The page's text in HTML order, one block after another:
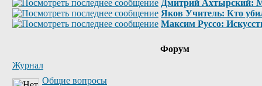
Дмитрий Ахтырский:
Яков Учитель: Кто
Максим Руссо:
Форум
Журнал
Общие вопросы